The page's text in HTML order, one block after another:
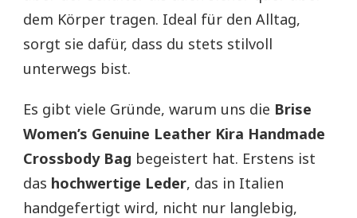
dem Körper tragen. Ideal für den Alltag,
sorgt sie dafür, dass du stets stilvoll
unterwegs bist.
Es gibt viele Gründe, warum uns die Brise
Women’s Genuine Leather Kira Handmade
Crossbody Bag begeistert hat. Erstens ist
das hochwertige Leder, das in Italien
handgefertigt wird, nicht nur langlebig,